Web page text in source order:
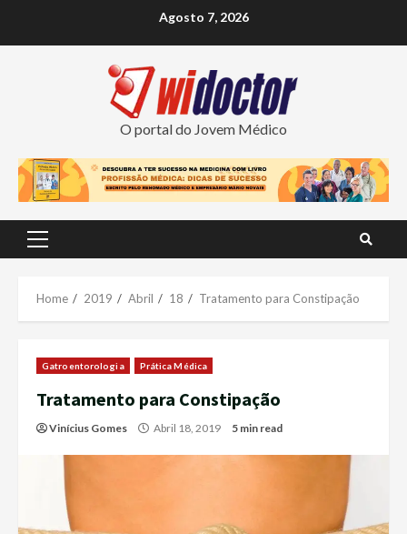
Agosto 7, 2026
O portal do Jovem Médico
Primary
Home 2019 Abril 18 Tratamento para Constipação
Gatroentorologia Prática Médica
Tratamento para Constipação
Vinícius Gomes Abril 18, 2019 5 min read